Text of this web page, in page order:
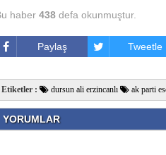
haber 438 defa okunmuştur.
Paylaş Tweetle
Etiketler : dursun ali erzincanlı ak parti
YORUMLAR